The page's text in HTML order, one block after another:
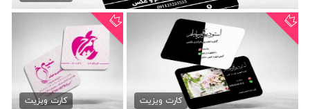
دانلود کارت ویزیت استودیو...
79,000 تومان
کارت ویزیت
دانلود کارت ویزیت فیلم
و...
79,000 تومانکارت ویزیت